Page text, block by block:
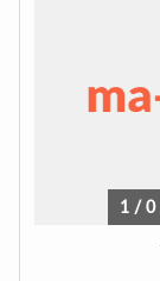
1 /0